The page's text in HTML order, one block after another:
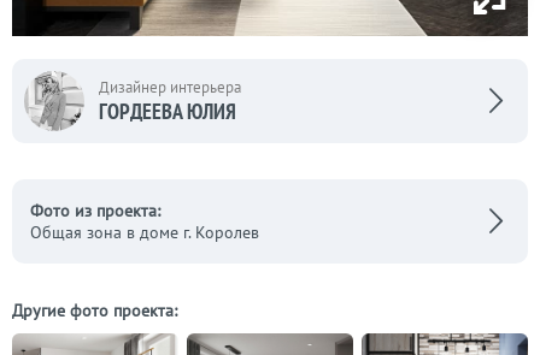
Дизайнер интерьера
ГОРДЕЕВА ЮЛИЯ
Фото из проекта:
Общая зона в доме г. Королев
Другие фото проекта: